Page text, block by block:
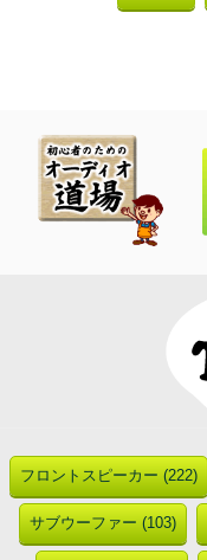
フロントスピーカー (222)
サブウーファー (103)